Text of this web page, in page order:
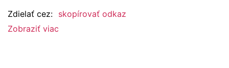
Zdielať cez: skopírovať odkaz
Zobraziť viac